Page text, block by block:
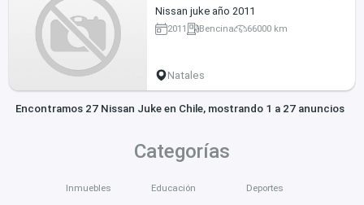
Nissan juke año 2011
2011 Bencina 66000 km
Natales
Encontramos 27 Nissan Juke en Chile, mostrando 1 a 27 anuncios
Categorías
Inmuebles Educación Deportes